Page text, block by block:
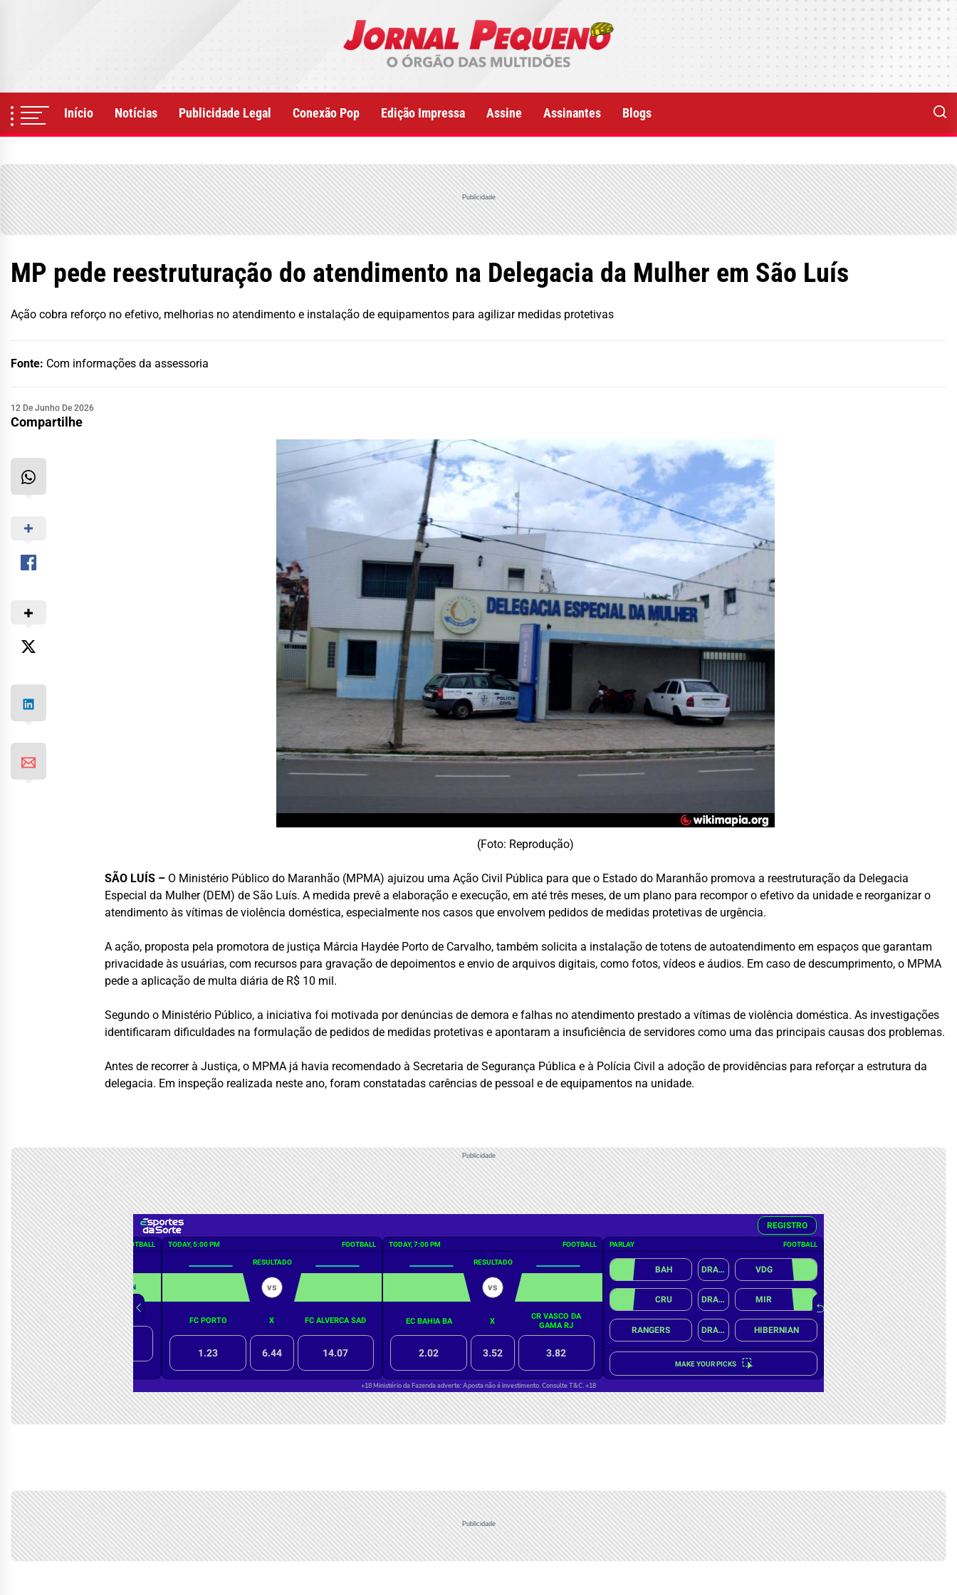
Início Notícias Publicidade Legal Conexão Pop Edição Impressa Assine Assinantes Blogs
Publicidade
MP pede reestruturação do atendimento na Delegacia da Mulher em São Luís
Ação cobra reforço no efetivo, melhorias no atendimento e instalação de equipamentos para agilizar medidas protetivas
Fonte: Com informações da assessoria
12 De Junho De 2026
Compartilhe
(Foto: Reprodução)
SÃO LUÍS – O Ministério Público do Maranhão (MPMA) ajuizou uma Ação Civil Pública para que o Estado do Maranhão promova a reestruturação da Delegacia
Especial da Mulher (DEM) de São Luís. A medida prevê a elaboração e execução, em até três meses, de um plano para recompor o efetivo da unidade e reorganizar o
atendimento às vítimas de violência doméstica, especialmente nos casos que envolvem pedidos de medidas protetivas de urgência.
A ação, proposta pela promotora de justiça Márcia Haydée Porto de Carvalho, também solicita a instalação de totens de autoatendimento em espaços que garantam
privacidade às usuárias, com recursos para gravação de depoimentos e envio de arquivos digitais, como fotos, vídeos e áudios. Em caso de descumprimento, o MPMA
pede a aplicação de multa diária de R$ 10 mil.
Segundo o Ministério Público, a iniciativa foi motivada por denúncias de demora e falhas no atendimento prestado a vítimas de violência doméstica. As investigações
identificaram dificuldades na formulação de pedidos de medidas protetivas e apontaram a insuficiência de servidores como uma das principais causas dos problemas.
Antes de recorrer à Justiça, o MPMA já havia recomendado à Secretaria de Segurança Pública e à Polícia Civil a adoção de providências para reforçar a estrutura da
delegacia. Em inspeção realizada neste ano, foram constatadas carências de pessoal e de equipamentos na unidade.
Publicidade
Publicidade